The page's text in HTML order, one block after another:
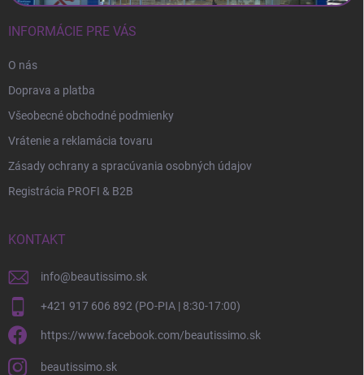
INFORMÁCIE PRE VÁS
O nás
Doprava a platba
Všeobecné obchodné podmienky
Vrátenie a reklamácia tovaru
Zásady ochrany a spracúvania osobných údajov
Registrácia PROFI & B2B
KONTAKT
info@beautissimo.sk
+421 917 606 892 (PO-PIA | 8:30-17:00)
https://www.facebook.com/beautissimo.sk
beautissimo.sk